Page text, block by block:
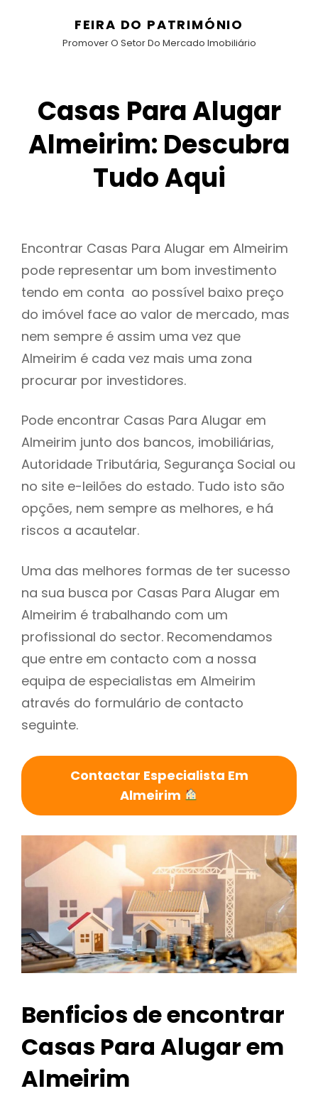
FEIRA DO PATRIMÓNIO
Promover O Setor Do Mercado Imobiliário
Casas Para Alugar
Almeirim: Descubra
Tudo Aqui
Encontrar Casas Para Alugar em Almeirim
pode representar um bom investimento
tendo em conta ao possível baixo preço
do imóvel face ao valor de mercado, mas
nem sempre é assim uma vez que
Almeirim é cada vez mais uma zona
procurar por investidores.
Pode encontrar Casas Para Alugar em
Almeirim junto dos bancos, imobiliárias,
Autoridade Tributária, Segurança Social ou
no site e-leilões do estado. Tudo isto são
opções, nem sempre as melhores, e há
riscos a acautelar.
Uma das melhores formas de ter sucesso
na sua busca por Casas Para Alugar em
Almeirim é trabalhando com um
profissional do sector. Recomendamos
que entre em contacto com a nossa
equipa de especialistas em Almeirim
através do formulário de contacto
seguinte.
Contactar Especialista Em
Almeirim
Benficios de encontrar
Casas Para Alugar em
Almeirim